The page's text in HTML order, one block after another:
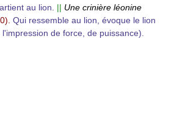
au lion. || Une crinière léonine
Qui ressemble au lion, évoque le lion
de force, de puissance).